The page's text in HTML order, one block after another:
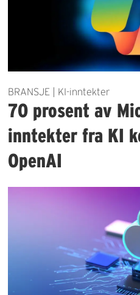
BRANSJE | KI-inntekter
70 prosent av
inntekter fra KI
OpenAI